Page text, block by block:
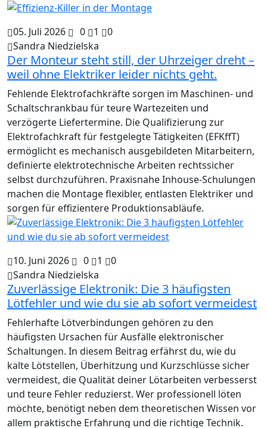
05. Juli 2026 0 1
0
Sandra Niedzielska
Der Monteur steht still, der Uhrzeiger dreht –
weil ohne Elektriker leider nichts geht.
Fehlende Elektrofachkräfte sorgen im Maschinen- und
Schaltschrankbau für teure Wartezeiten und
verzögerte Liefertermine. Die Qualifizierung zur
Elektrofachkraft für festgelegte Tätigkeiten (EFKffT)
ermöglicht es mechanisch ausgebildeten Mitarbeitern,
definierte elektrotechnische Arbeiten rechtssicher
selbst durchzuführen. Praxisnahe Inhouse-Schulungen
machen die Montage flexibler, entlasten Elektriker und
sorgen für effizientere Produktionsabläufe.
10. Juni 2026 0 1
0
Sandra Niedzielska
Zuverlässige Elektronik: Die 3 häufigsten
Lötfehler und wie du sie ab sofort vermeidest
Fehlerhafte Lötverbindungen gehören zu den
häufigsten Ursachen für Ausfälle elektronischer
Schaltungen. In diesem Beitrag erfährst du, wie du
kalte Lötstellen, Überhitzung und Kurzschlüsse sicher
vermeidest, die Qualität deiner Lötarbeiten verbesserst
und teure Fehler reduzierst. Wer professionell löten
möchte, benötigt neben dem theoretischen Wissen vor
allem praktische Erfahrung und die richtige Technik.